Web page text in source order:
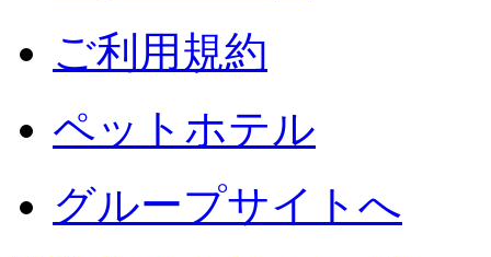
ご利用規約
ペットホテル
グループサイトへ